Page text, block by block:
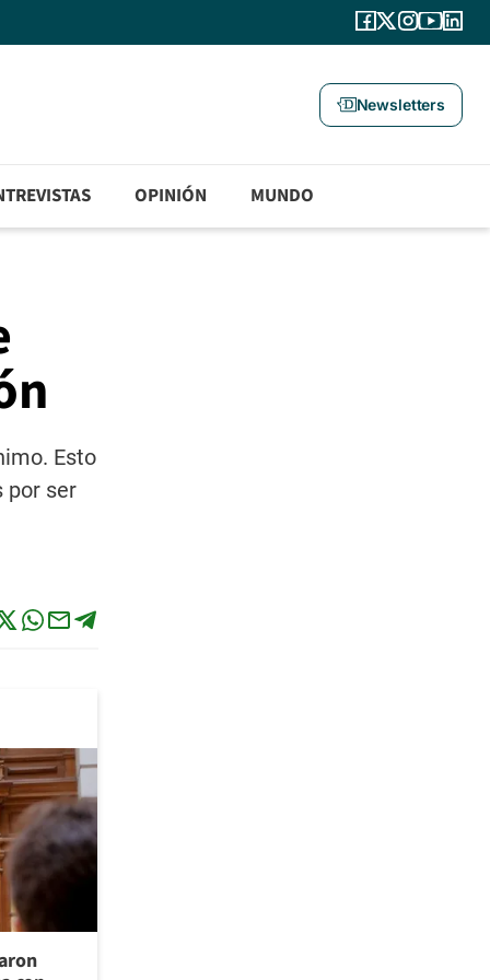
Newsletters
OPINIÓN MUNDO
Esto
por ser